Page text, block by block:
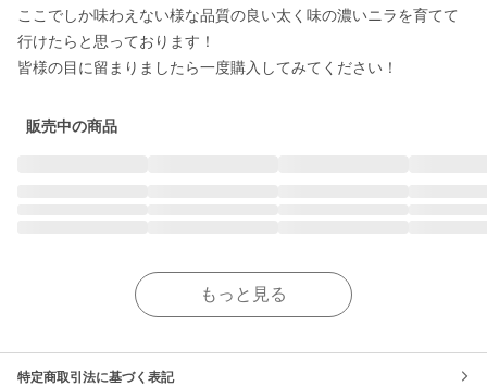
ここでしか味わえない様な品質の良い太く味の濃いニラを育てて
行けたらと思っております！
販売中の商品
もっと見る
特定商取引法に基づく表記